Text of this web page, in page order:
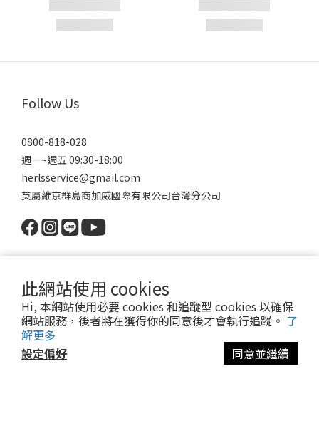
此網站使用 cookies
Hi, 本網站使用必要 cookies 和追蹤型 cookies 以確保
網站服務，後者將在獲得你的同意後才會執行追蹤。 了
解更多
設定偏好
同意並繼續
Follow Us
0800-818-028
週一~週五 09:30-18:00
herlsservice@gmail.com
英屬維京群島商加威國際有限公司台灣分公司
品牌簡介
門市資訊
異業合作/企業採購